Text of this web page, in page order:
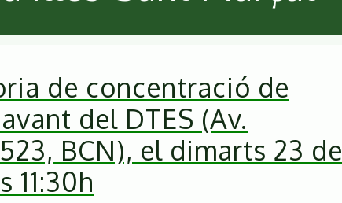
de concentració de
del DTES (Av.
BCN), el dimarts 23 de
11:30h